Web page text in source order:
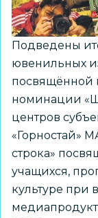
Подведены
ювенильных
посвящённой
номинации
центров
«Горностай»
строка»
учащихся,
культуре при